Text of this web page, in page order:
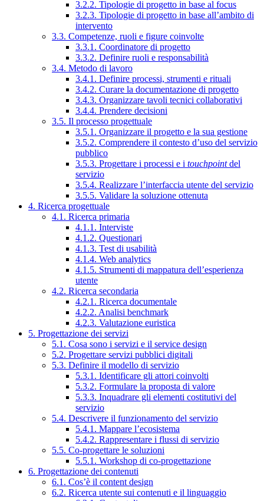
3.2.2. Tipologie di progetto in base al focus
3.2.3. Tipologie di progetto in base all’ambito di
intervento
3.3. Competenze, ruoli e figure coinvolte
3.3.1. Coordinatore di progetto
3.3.2. Definire ruoli e responsabilità
3.4. Metodo di lavoro
3.4.1. Definire processi, strumenti e rituali
3.4.2. Curare la documentazione di progetto
3.4.3. Organizzare tavoli tecnici collaborativi
3.4.4. Prendere decisioni
3.5. Il processo progettuale
3.5.1. Organizzare il progetto e la sua gestione
3.5.2. Comprendere il contesto d’uso del servizio
pubblico
3.5.3. Progettare i processi e i touchpointdel
servizio
3.5.4. Realizzare l’interfaccia utente del servizio
3.5.5. Validare la soluzione ottenuta
4. Ricerca progettuale
4.1. Ricerca primaria
4.1.1. Interviste
4.1.2. Questionari
4.1.3. Test di usabilità
4.1.4. Web analytics
4.1.5. Strumenti di mappatura dell’esperienza
utente
4.2. Ricerca secondaria
4.2.1. Ricerca documentale
4.2.2. Analisi benchmark
4.2.3. Valutazione euristica
5. Progettazione dei servizi
5.1. Cosa sono i servizi e il service design
5.2. Progettare servizi pubblici digitali
5.3. Definire il modello di servizio
5.3.1. Identificare gli attori coinvolti
5.3.2. Formulare la proposta di valore
5.3.3. Inquadrare gli elementi costitutivi del
servizio
5.4. Descrivere il funzionamento del servizio
5.4.1. Mappare l’ecosistema
5.4.2. Rappresentare i flussi di servizio
5.5. Co-progettare le soluzioni
5.5.1. Workshop di co-progettazione
6. Progettazione dei contenuti
6.1. Cos’è il content design
6.2. Ricerca utente sui contenuti e il linguaggio